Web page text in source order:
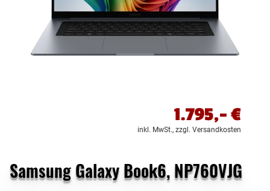
1.795,-€
inkl. MwSt., zzgl. Versandkosten
Samsung Galaxy Book6, NP760VJG